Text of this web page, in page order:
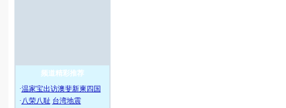
频道精彩推荐
·温家宝出访澳斐新柬四国
·八荣八耻 台湾地震